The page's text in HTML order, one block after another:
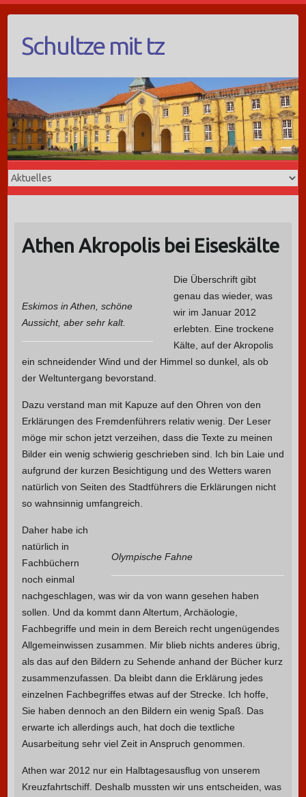
Schultze mit tz
Athen Akropolis bei Eiseskälte
Eskimos in Athen, schöne
Aussicht, aber sehr kalt.
Die Überschrift gibt
genau das wieder, was
wir im Januar 2012
erlebten. Eine trockene
Kälte, auf der Akropolis
ein schneidender Wind und der Himmel so dunkel, als ob
der Weltuntergang bevorstand.
Dazu verstand man mit Kapuze auf den Ohren von den
Erklärungen des Fremdenführers relativ wenig. Der Leser
möge mir schon jetzt verzeihen, dass die Texte zu meinen
Bilder ein wenig schwierig geschrieben sind. Ich bin Laie und
aufgrund der kurzen Besichtigung und des Wetters waren
natürlich von Seiten des Stadtführers die Erklärungen nicht
so wahnsinnig umfangreich.
Olympische Fahne
Daher habe ich
natürlich in
Fachbüchern
noch einmal
nachgeschlagen, was wir da von wann gesehen haben
sollen. Und da kommt dann Altertum, Archäologie,
Fachbegriffe und mein in dem Bereich recht ungenügendes
Allgemeinwissen zusammen. Mir blieb nichts anderes übrig,
als das auf den Bildern zu Sehende anhand der Bücher kurz
zusammenzufassen. Da bleibt dann die Erklärung jedes
einzelnen Fachbegriffes etwas auf der Strecke. Ich hoffe,
Sie haben dennoch an den Bildern ein wenig Spaß. Das
erwarte ich allerdings auch, hat doch die textliche
Ausarbeitung sehr viel Zeit in Anspruch genommen.
Athen war 2012 nur ein Halbtagesausflug von unserem
Kreuzfahrtschiff. Deshalb mussten wir uns entscheiden, was